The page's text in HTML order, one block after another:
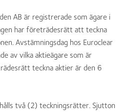
AB är registrerade som ägare i
har företrädesrätt att teckna
Avstämningsdag hos Euroclear
av vilka aktieägare som är
teckna aktier är den 6
två (2) teckningsrätter. Sjutton